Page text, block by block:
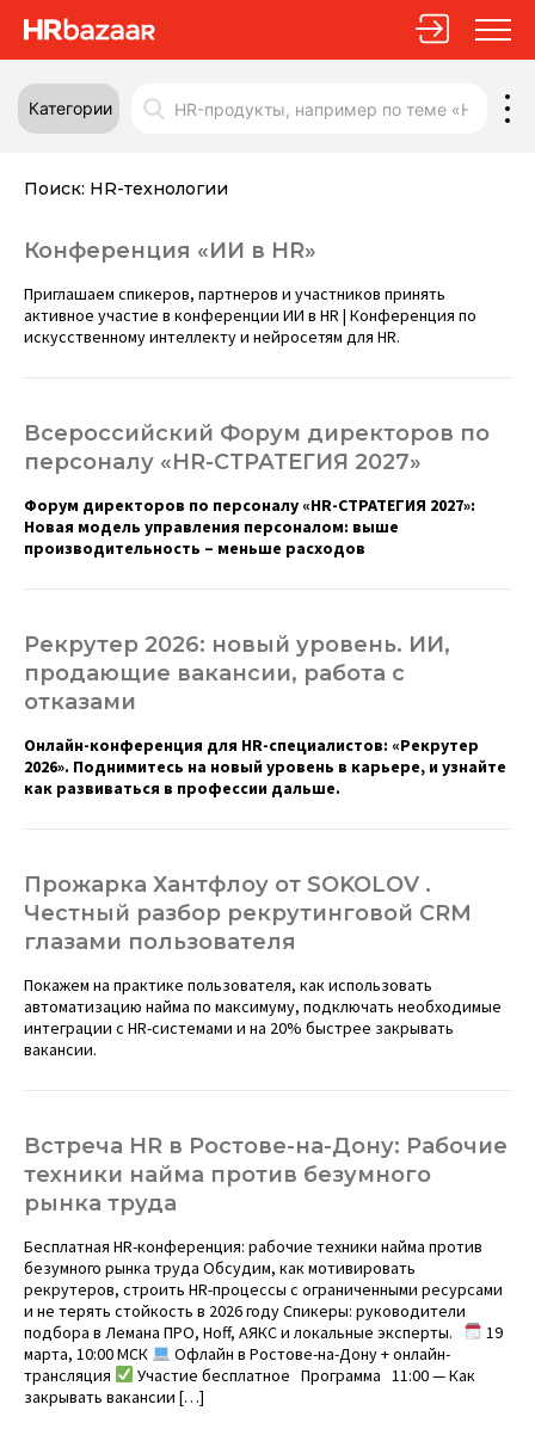
Категории
Поиск: HR-технологии
Конференция «ИИ в HR»
Приглашаем спикеров, партнеров и участников принять
активное участие в конференции ИИ в HR | Конференция по
искусственному интеллекту и нейросетям для HR.
Всероссийский Форум директоров по
персоналу «HR-СТРАТЕГИЯ 2027»
Форум директоров по персоналу «HR-СТРАТЕГИЯ 2027»:
Новая модель управления персоналом: выше
производительность – меньше расходов
Рекрутер 2026: новый уровень. ИИ,
продающие вакансии, работа с
отказами
Онлайн-конференция для HR-специалистов: «Рекрутер
2026». Поднимитесь на новый уровень в карьере, и узнайте
как развиваться в профессии дальше.
Прожарка Хантфлоу от SOKOLOV .
Честный разбор рекрутинговой CRM
глазами пользователя
Покажем на практике пользователя, как использовать
автоматизацию найма по максимуму, подключать необходимые
интеграции с HR-системами и на 20% быстрее закрывать
вакансии.
Встреча HR в Ростове-на-Дону: Рабочие
техники найма против безумного
рынка труда
Бесплатная HR-конференция: рабочие техники найма против
безумного рынка труда Обсудим, как мотивировать
рекрутеров, строить HR-процессы с ограниченными ресурсами
и не терять стойкость в 2026 году Спикеры: руководители
подбора в Лемана ПРО, Hoff, АЯКС и локальные эксперты.
19
марта, 10:00 МСК
Офлайн в Ростове-на-Дону + онлайн-
трансляция
Участие бесплатное Программа 11:00 — Как
закрывать вакансии […]